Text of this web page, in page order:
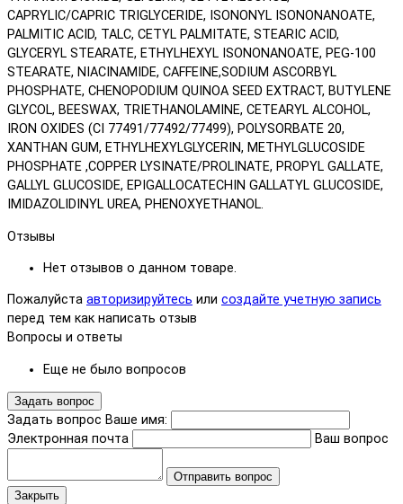
CAPRYLIC/CAPRIC TRIGLYCERIDE, ISONONYL ISONONANOATE,
PALMITIC ACID, TALC, CETYL PALMITATE, STEARIC ACID,
GLYCERYL STEARATE, ETHYLHEXYL ISONONANOATE, PEG-100
STEARATE, NIACINAMIDE, CAFFEINE,SODIUM ASCORBYL
PHOSPHATE, CHENOPODIUM QUINOA SEED EXTRACT, BUTYLENE
GLYCOL, BEESWAX, TRIETHANOLAMINE, CETEARYL ALCOHOL,
IRON OXIDES (CI 77491/77492/77499), POLYSORBATE 20,
XANTHAN GUM, ETHYLHEXYLGLYCERIN, METHYLGLUCOSIDE
PHOSPHATE ,COPPER LYSINATE/PROLINATE, PROPYL GALLATE,
GALLYL GLUCOSIDE, EPIGALLOCATECHIN GALLATYL GLUCOSIDE,
IMIDAZOLIDINYL UREA, PHENOXYETHANOL.
Отзывы
Нет отзывов о данном товаре.
Пожалуйста авторизируйтесь или создайте учетную запись
перед тем как написать отзыв
Вопросы и ответы
Еще не было вопросов
Задать вопрос
Задать вопрос Ваше имя:
Электронная почта
Ваш вопрос
Отправить вопрос
Закрыть